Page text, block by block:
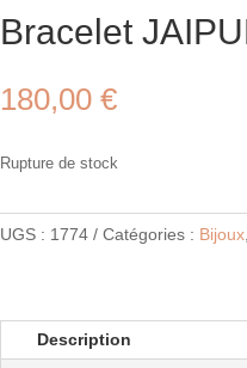
Bracelet
180,00 €
Rupture de stock
UGS : 1774 Catégories : Bijoux
Description